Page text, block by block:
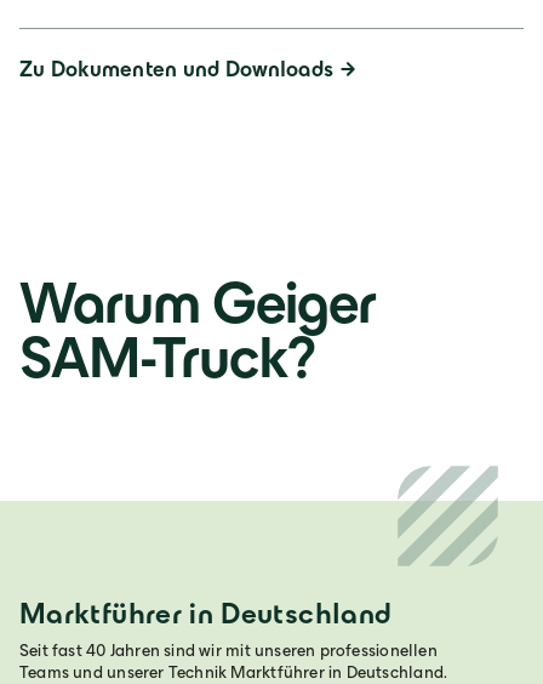
Zu Dokumenten und Downloads
Warum Geiger
SAM-Truck?
Marktführer in Deutschland
Seit fast 40 Jahren sind wir mit unseren professionellen
Teams und unserer Technik Marktführer in Deutschland.